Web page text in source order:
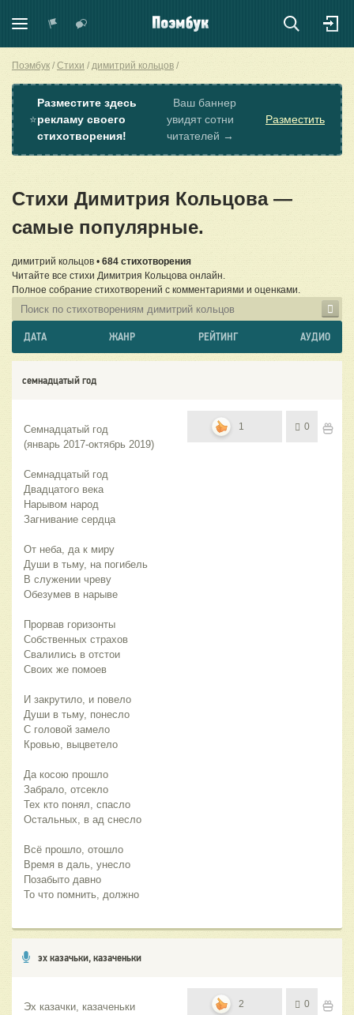
Поэмбук Стихи димитрий кольцов
⭐
Разместите здесь
рекламу своего
стихотворения!
Ваш баннер
увидят сотни
читателей →
Разместить
Стихи Димитрия Кольцова —
самые популярные.
димитрий кольцов • 684 стихотворения
Читайте все стихи Димитрия Кольцова онлайн.
Полное собрание стихотворений с комментариями и оценками.
ДАТА ЖАНР РЕЙТИНГ АУДИО
семнадцатый год
Семнадцатый год
(январь 2017-октябрь 2019)
Семнадцатый год
Двадцатого века
Нарывом народ
Загнивание сердца
От неба, да к миру
Души в тьму, на погибель
В служении чреву
Обезумев в нарыве
Прорвав горизонты
Собственных страхов
Свалились в отстои
Своих же помоев
И закрутило, и повело
Души в тьму, понесло
С головой замело
Кровью, выцветело
Да косою прошло
Забрало, отсекло
Тех кто понял, спасло
Остальных, в ад снесло
Всё прошло, отошло
Время в даль, унесло
Позабыто давно
То что помнить, должно
1 0
эх казачьки, казаченьки
Эх казачки, казаченьки
2 0